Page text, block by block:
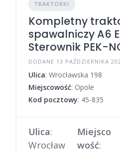
TRAKTORKI
Kompletny
spawalniczy A6
Sterownik PEK-
DODANE 13 PAŹDZIERNIKA
Ulica: Wrocławska 198
Miejscowość: Opole
Kod pocztowy: 45-835
Ulica:
Wrocław
Miejsco
wość: